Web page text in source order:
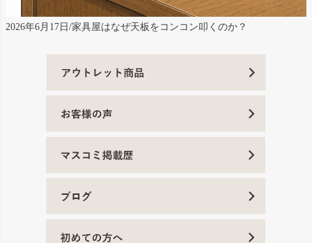
2026年6月17日/家具屋はなぜ天板をコンコン叩くのか？